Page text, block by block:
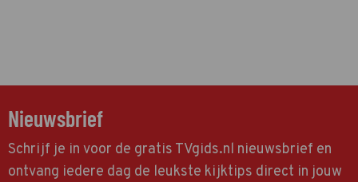
Nieuwsbrief
Schrijf je in voor de gratis TVgids.nl nieuwsbrief en
ontvang iedere dag de leukste kijktips direct in jouw